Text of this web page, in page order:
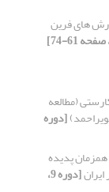
های فرین
(مطالعه
[دوره
پدیده
[دوره 9،